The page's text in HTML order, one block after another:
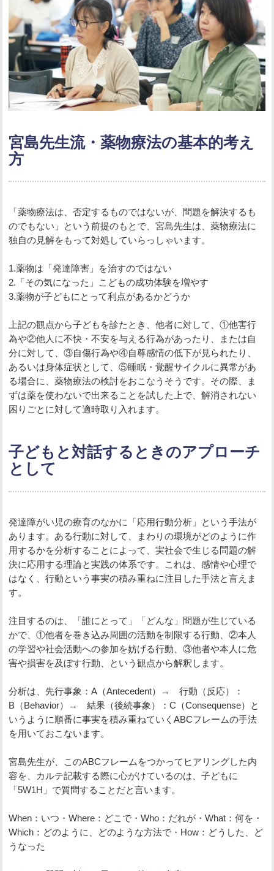
宮島先生流・薬物療法の基本的考え
方
「薬物療法は、否定するものではないが、問題を解決するも
のでもない」という前提のもとで、宮島先生は、薬物療法に
独自の見解をもって対処していらっしゃいます。
1.薬物は「発達障害」を治すのではない
2.「その気になった」こどもの成功体験を増やす
3.薬物が子どもにとって利点があるかどうか
上記の観点から子どもを診たとき、他者に対して、①他害行
為や②他人に不快・不安を与える行為があったり、または自
分に対して、③自傷行為や④自尊感情の低下が見られたり、
あるいは身体症状として、⑤睡眠・覚醒サイクルに異常があ
る場合に、薬物療法の検討をおこなうそうです。その際、ま
ずは薬を使わないで出来ることを試した上で、解消されない
困りごとに対して適時取り入れます。
子どもと対話するときのアプローチ
として
発達障がい児の療育のなかに「応用行動分析」という手法が
あります。ある行動に対して、まわりの環境がどのように作
用するかを分析することによって、実社会で生じる問題の解
決に応用する理論と実践の体系です。これは、感情や心理で
はなく、行動という事実の積み重ねに注目した手法と言えま
す。
注目するのは、「誰にとって」「どんな」問題が生じている
かで、①他者を巻き込み周囲の活動を制限する行動、②本人
の学習や社会活動への参加を妨げる行動、③他者や本人に危
害や損害を及ぼす行動、という観点から解釈します。
分析は、先行事象：A（Antecedent）→ 行動（反応）：
B（Behavior）→ 結果（後続事象）：C（Consequense）と
いうように順番に事実を積み重ねていくABCフレームの手法
を用いておこないます。
宮島先生が、このABCフレームをつかってヒアリングした内
容を、カルテ記載する際に心がけているのは、子どもに
「5W1H」で質問することだと言います。
When：いつ・Where：どこで・Who：だれが・What：何を・
Which：どのように、どのような方法で・How：どうした、ど
うなった